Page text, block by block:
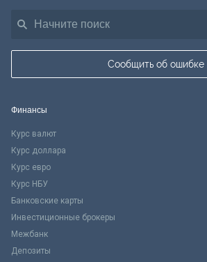
Сообщить об ошибке
Финансы
Курс валют
Курс доллара
Курс евро
Курс НБУ
Банковские карты
Инвестиционные брокеры
Межбанк
Депозиты